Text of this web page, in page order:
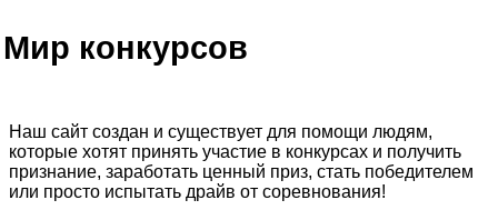
Мир конкурсов
Наш сайт создан и существует для помощи людям,
которые хотят принять участие в конкурсах и получить
признание, заработать ценный приз, стать победителем
или просто испытать драйв от соревнования!